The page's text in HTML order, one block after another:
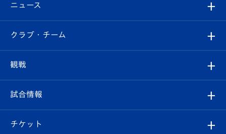
ニュース
すべて
クラブ
試合情報
クラブ・チーム
クラブ概要
観戦
観戦ルール
試合情報
試合日程/結果
チケット